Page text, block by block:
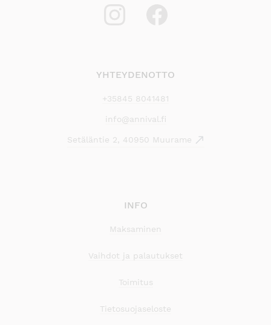
YHTEYDENOTTO
+35845 8041481
info@annival.fi
Setäläntie 2, 40950 Muurame
INFO
Maksaminen
Vaihdot ja palautukset
Toimitus
Tietosuojaseloste